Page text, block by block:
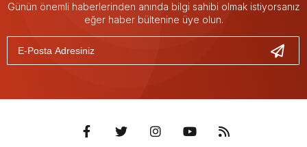
Günün önemli haberlerinden anında bilgi sahibi olmak istiyorsanız
eğer haber bültenine üye olun.